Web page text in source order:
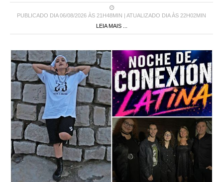
PUBLICADO DIA 06/08/2026 ÀS 21H48MIN | ATUALIZADO DIA ÀS 22H02MIN
LEIA MAIS ...